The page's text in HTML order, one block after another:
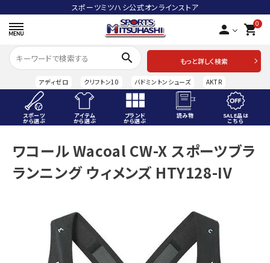
スポーツミツハシ公式オンラインストア
person 0
shopping_cart
search
もっと詳しく検索
アディゼロ クリフトン10 バドミントンシューズ AKTR
スポーツ
から選ぶ
アイテム
から選ぶ
ブランド
から選ぶ
読み物 SALE品は
こちら
ようこそ ゲスト 様
スポーツから選ぶ
アイテムから選ぶ
ワコール Wacoal CW-X スポーツブラ
ランニング ウィメンズ HTY128-IV